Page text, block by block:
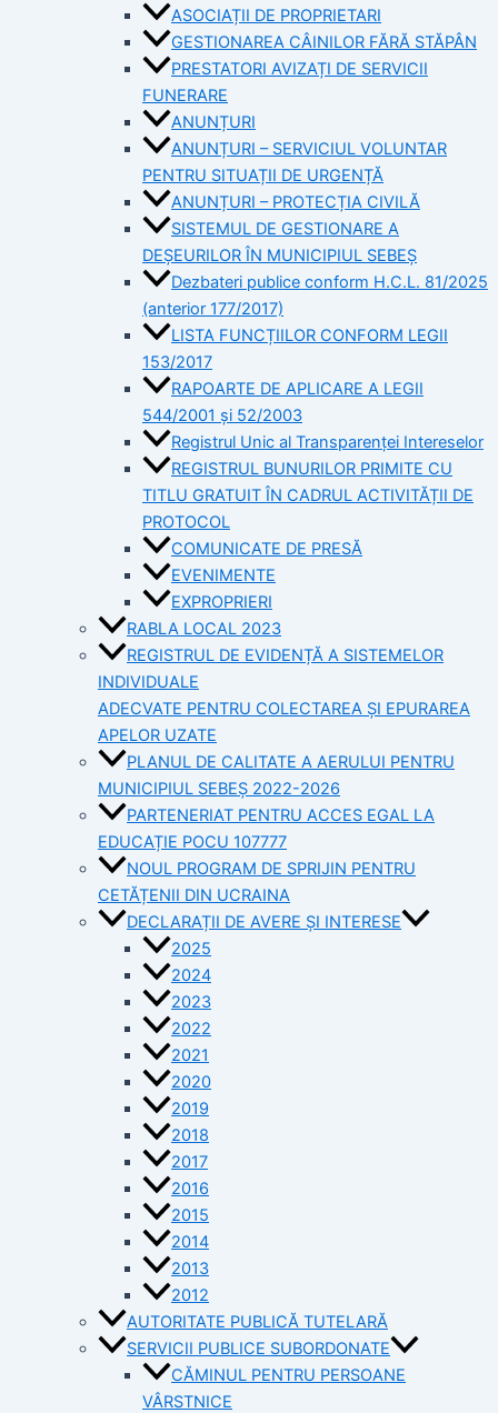
ASOCIAȚII DE PROPRIETARI
GESTIONAREA CÂINILOR FĂRĂ STĂPÂN
PRESTATORI AVIZAȚI DE SERVICII
FUNERARE
ANUNȚURI
ANUNȚURI – SERVICIUL VOLUNTAR
PENTRU SITUAȚII DE URGENȚĂ
ANUNȚURI – PROTECȚIA CIVILĂ
SISTEMUL DE GESTIONARE A
DEȘEURILOR ÎN MUNICIPIUL SEBEȘ
Dezbateri publice conform H.C.L. 81/2025
(anterior 177/2017)
LISTA FUNCȚIILOR CONFORM LEGII
153/2017
RAPOARTE DE APLICARE A LEGII
544/2001 și 52/2003
Registrul Unic al Transparenței Intereselor
REGISTRUL BUNURILOR PRIMITE CU
TITLU GRATUIT ÎN CADRUL ACTIVITĂȚII DE
PROTOCOL
COMUNICATE DE PRESĂ
EVENIMENTE
EXPROPRIERI
RABLA LOCAL 2023
REGISTRUL DE EVIDENȚĂ A SISTEMELOR
INDIVIDUALE
ADECVATE PENTRU COLECTAREA ȘI EPURAREA
APELOR UZATE
PLANUL DE CALITATE A AERULUI PENTRU
MUNICIPIUL SEBEȘ 2022-2026
PARTENERIAT PENTRU ACCES EGAL LA
EDUCAȚIE POCU 107777
NOUL PROGRAM DE SPRIJIN PENTRU
CETĂȚENII DIN UCRAINA
DECLARAȚII DE AVERE ȘI INTERESE
2025
2024
2023
2022
2021
2020
2019
2018
2017
2016
2015
2014
2013
2012
AUTORITATE PUBLICĂ TUTELARĂ
SERVICII PUBLICE SUBORDONATE
CĂMINUL PENTRU PERSOANE
VÂRSTNICE